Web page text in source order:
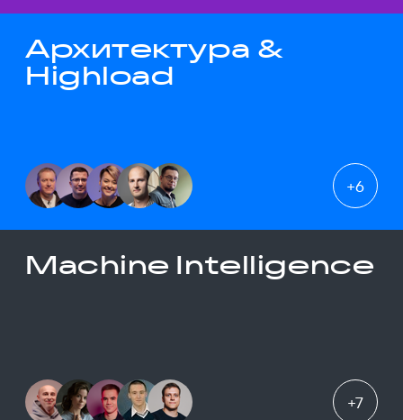
Архитектура &
Highload
+6
Machine Intelligence
+7